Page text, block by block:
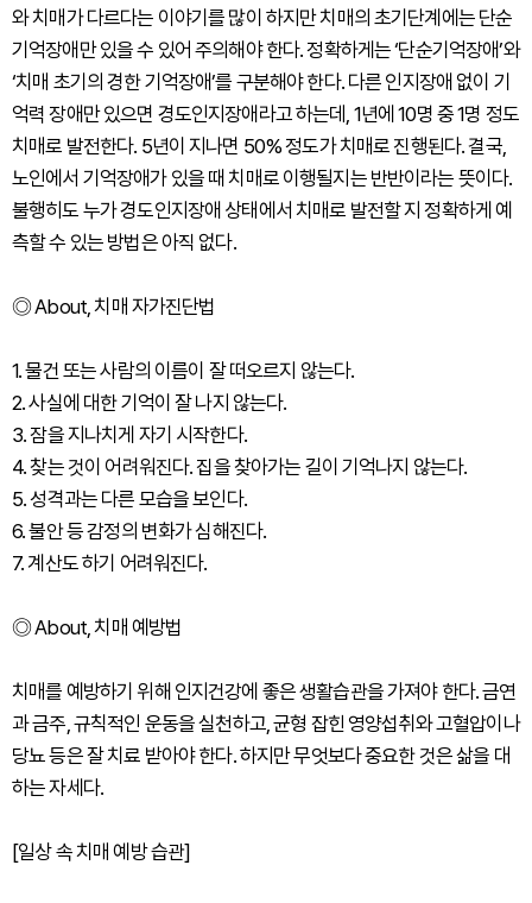
와 치매가 다르다는 이야기를 많이 하지만 치매의 초기단계에는 단순
기억장애만 있을 수 있어 주의해야 한다. 정확하게는 ‘단순기억장애’와
‘치매 초기의 경한 기억장애’를 구분해야 한다. 다른 인지장애 없이 기
억력 장애만 있으면 경도인지장애라고 하는데, 1년에 10명 중 1명 정도
치매로 발전한다. 5년이 지나면 50% 정도가 치매로 진행된다. 결국,
노인에서 기억장애가 있을 때 치매로 이행될지는 반반이라는 뜻이다.
불행히도 누가 경도인지장애 상태에서 치매로 발전할 지 정확하게 예
측할 수 있는 방법은 아직 없다.
◎ About, 치매 자가진단법
1. 물건 또는 사람의 이름이 잘 떠오르지 않는다.
2. 사실에 대한 기억이 잘 나지 않는다.
3. 잠을 지나치게 자기 시작한다.
4. 찾는 것이 어려워진다. 집을 찾아가는 길이 기억나지 않는다.
5. 성격과는 다른 모습을 보인다.
6. 불안 등 감정의 변화가 심해진다.
7. 계산도 하기 어려워진다.
◎ About, 치매 예방법
치매를 예방하기 위해 인지건강에 좋은 생활습관을 가져야 한다. 금연
과 금주, 규칙적인 운동을 실천하고, 균형 잡힌 영양섭취와 고혈압이나
당뇨 등은 잘 치료 받아야 한다. 하지만 무엇보다 중요한 것은 삶을 대
하는 자세다.
[일상 속 치매 예방 습관]